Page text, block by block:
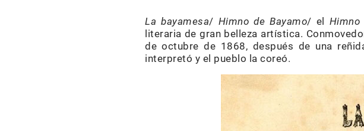
La bayamesa/ Himno de Bayamo/ el Himno
literaria de gran belleza artística.
de octubre de 1868, después de una
interpretó y el pueblo la coreó.